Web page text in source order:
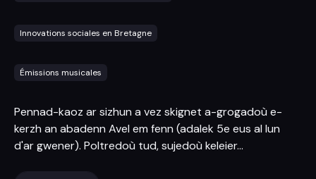
Innovations sociales en Bretagne
Émissions musicales
Pennad-kaoz ar sizhun a vez skignet a-grogadoù e-
kerzh an abadenn Avel em fenn (adalek 5e eus al lun
d'ar gwener). Poltredoù tud, sujedoù keleier...